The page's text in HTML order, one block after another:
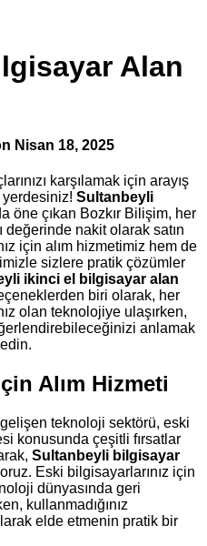
Alan
Nisan 18, 2025
karşılamak için arayış
Sultanbeyli
öne çıkan Bozkır Bilişim, her
değerinde nakit olarak satın
için alım hizmetimiz hem de
sizlere pratik çözümler
ikinci el bilgisayar alan
biri olarak, her
olan teknolojiye ulaşırken,
anlamak
Alım Hizmeti
teknoloji sektörü, eski
konusunda çeşitli fırsatlar
Sultanbeyli bilgisayar
Eski bilgisayarlarınız için
dünyasında geri
kullanmadığınız
elde etmenin pratik bir